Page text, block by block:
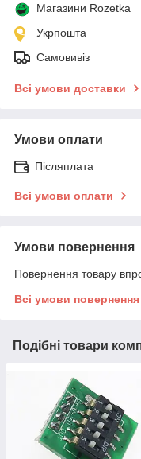
Магазини Rozetka
Укрпошта
Самовивіз
Всі умови доставки
Умови оплати
Післяплата
Всі умови оплати
Умови повернення
Повернення товару
Всі умови повернення
Подібні товари